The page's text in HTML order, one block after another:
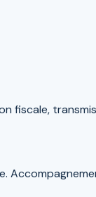
fiscale,